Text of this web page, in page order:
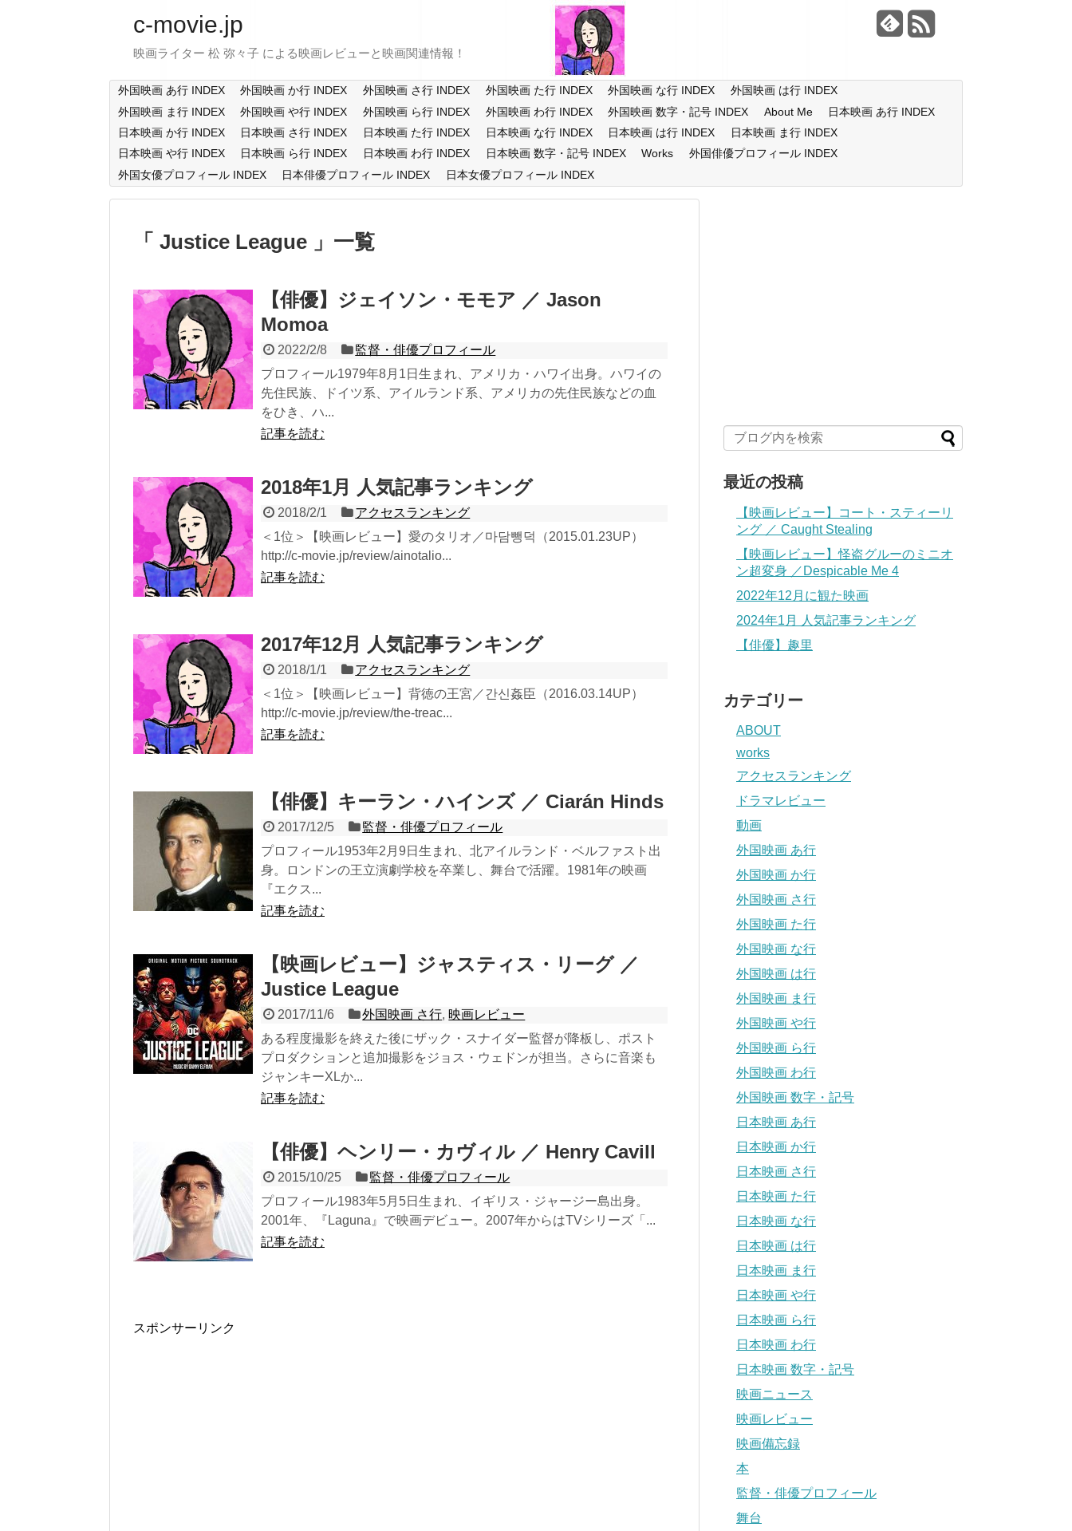
c-movie.jp
映画ライター 松 弥々子 による映画レビューと映画関連情報！
外国映画 あ行 INDEX 外国映画 か行 INDEX 外国映画 さ行 INDEX 外国映画 た行 INDEX 外国映画 な行 INDEX
外国映画 は行 INDEX
外国映画 ま行 INDEX
外国映画 や行 INDEX 外国映画 ら行 INDEX 外国映画 わ行 INDEX 外国映画 数字・記号 INDEX About Me
日本映画 あ行 INDEX
日本映画 か行 INDEX
日本映画 さ行 INDEX 日本映画 た行 INDEX 日本映画 な行 INDEX 日本映画 は行 INDEX
日本映画 ま行 INDEX
日本映画 や行 INDEX
日本映画 ら行 INDEX 日本映画 わ行 INDEX 日本映画 数字・記号 INDEX Works
外国俳優プロフィール INDEX
外国女優プロフィール INDEX
日本俳優プロフィール INDEX 日本女優プロフィール INDEX
Justice League 一覧
【俳優】ジェイソン・モモア ／ Jason
Momoa
2022/2/8
監督・俳優プロフィール
プロフィール1979年8月1日生まれ、アメリカ・ハワイ出身。ハワイの
先住民族、ドイツ系、アイルランド系、アメリカの先住民族などの血
をひき、ハ...
記事を読む
2018年1月 人気記事ランキング
2018/2/1
アクセスランキング
＜1位＞【映画レビュー】愛のタリオ／마담뺑덕（2015.01.23UP）
http://c-movie.jp/review/ainotalio...
記事を読む
2017年12月 人気記事ランキング
2018/1/1
アクセスランキング
＜1位＞【映画レビュー】背徳の王宮／간신姦臣（2016.03.14UP）
http://c-movie.jp/review/the-treac...
記事を読む
【俳優】キーラン・ハインズ ／ Ciarán Hinds
2017/12/5
監督・俳優プロフィール
プロフィール1953年2月9日生まれ、北アイルランド・ベルファスト出
身。ロンドンの王立演劇学校を卒業し、舞台で活躍。1981年の映画
『エクス...
記事を読む
【映画レビュー】ジャスティス・リーグ ／
Justice League
2017/11/6 外国映画 さ行, 映画レビュー
ある程度撮影を終えた後にザック・スナイダー監督が降板し、ポスト
プロダクションと追加撮影をジョス・ウェドンが担当。さらに音楽も
ジャンキーXLか...
記事を読む
【俳優】ヘンリー・カヴィル ／ Henry Cavill
2015/10/25
監督・俳優プロフィール
プロフィール1983年5月5日生まれ、イギリス・ジャージー島出身。
2001年、『Laguna』で映画デビュー。2007年からはTVシリーズ「...
記事を読む
スポンサーリンク
最近の投稿
【映画レビュー】コート・スティーリ
ング ／ Caught Stealing
【映画レビュー】怪盗グルーのミニオ
ン超変身 ／Despicable Me 4
2022年12月に観た映画
2024年1月 人気記事ランキング
【俳優】趣里
カテゴリー
ABOUT
works
アクセスランキング
ドラマレビュー
動画
外国映画 あ行
外国映画 か行
外国映画 さ行
外国映画 た行
外国映画 な行
外国映画 は行
外国映画 ま行
外国映画 や行
外国映画 ら行
外国映画 わ行
外国映画 数字・記号
日本映画 あ行
日本映画 か行
日本映画 さ行
日本映画 た行
日本映画 な行
日本映画 は行
日本映画 ま行
日本映画 や行
日本映画 ら行
日本映画 わ行
日本映画 数字・記号
映画ニュース
映画レビュー
映画備忘録
本
監督・俳優プロフィール
舞台